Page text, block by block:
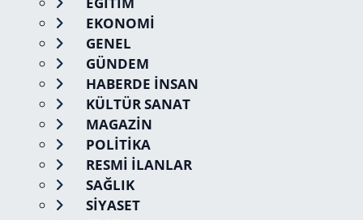
EKONOMİ
GENEL
GÜNDEM
HABERDE İNSAN
KÜLTÜR SANAT
MAGAZİN
POLİTİKA
RESMİ İLANLAR
SAĞLIK
SİYASET